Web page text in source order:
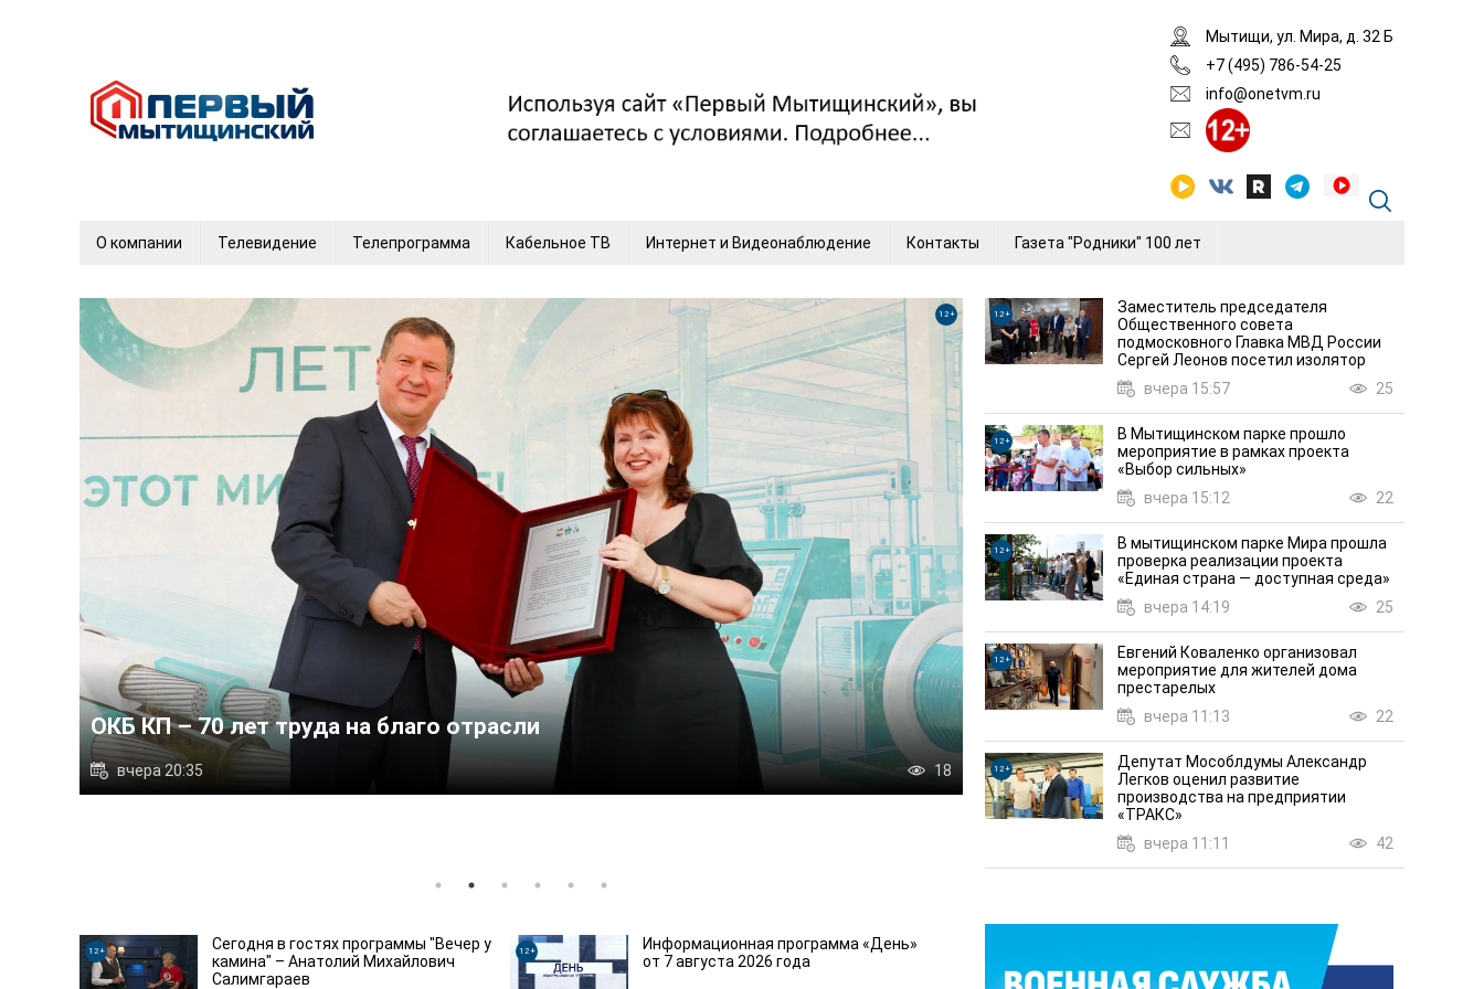
Мытищи, ул. Мира, д. 32 Б
+7 (495) 786-54-25
info@onetvm.ru
О компании Телевидение Телепрограмма Кабельное ТВ Интернет и Видеонаблюдение Контакты Газета "Родники" 100 лет
18
12+
В программе «Диалог с властью» заместитель главы округа Иван Яськив
21
12+
Развитие науки в округе:
ВНИИР
вчера 20:29
Заместитель председателя
Общественного совета
подмосковного Главка МВД России
Сергей Леонов посетил изолятор
вчера 15:57
25
12+
В Мытищинском парке прошло
мероприятие в рамках проекта
«Выбор сильных»
вчера 15:12
22
12+
В мытищинском парке Мира прошла
проверка реализации проекта
«Единая страна — доступная среда»
вчера 14:19
25
12+
Евгений Коваленко организовал
мероприятие для жителей дома
престарелых
вчера 11:13
22
12+
Депутат Мособлдумы Александр
Легков оценил развитие
производства на предприятии
«ТРАКС»
вчера 11:11
42
12+
Сегодня в гостях программы "Вечер у
камина" – Анатолий Михайлович
Салимгараев
12+
Информационная программа «День»
от 7 августа 2026 года
12+